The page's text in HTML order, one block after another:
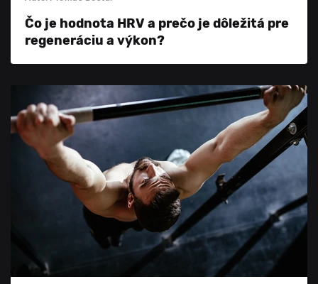
Čo je hodnota HRV a prečo je dôležitá pre
regeneráciu a výkon?